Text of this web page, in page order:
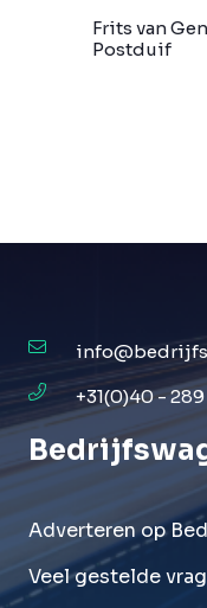
Frits van
Postduif
+31(0)40 -
Adverteren op
Veel gestelde